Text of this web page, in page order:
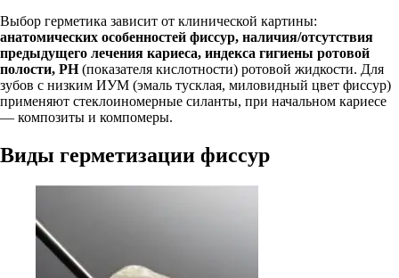
Выбор герметика зависит от клинической картины:
анатомических особенностей фиссур, наличия/отсутствия
предыдущего лечения кариеса, индекса гигиены ротовой
полости, PH(показателя кислотности) ротовой жидкости. Для
зубов с низким ИУМ (эмаль тусклая, миловидный цвет фиссур)
применяют стеклоиномерные силанты, при начальном кариесе
— композиты и компомеры.
Виды герметизации фиссур